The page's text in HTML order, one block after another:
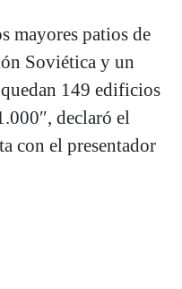
mayores patios de
Soviética y un
149 edificios
declaró el
con el presentador